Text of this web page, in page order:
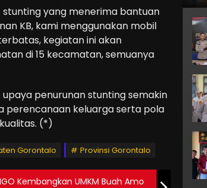
stunting yang menerima bantuan
KB, kami menggunakan mobil
kegiatan ini akan
di 15 kecamatan, semuanya
penurunan stunting semakin
perencanaan keluarga serta pola
(*)
Gorontalo Provinsi Gorontalo
Kembangkan UMKM Buah Amo